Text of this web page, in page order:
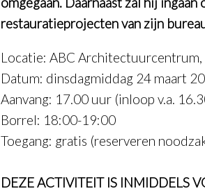
restauratieprojecten van zijn
Locatie: ABC
Datum: dinsdagmiddag 24 maart
Aanvang: 17.00 uur (inloop v.a.
Borrel: 18:00-19:00
Toegang: gratis (reserveren
DEZE ACTIVITEIT IS INMIDDELS